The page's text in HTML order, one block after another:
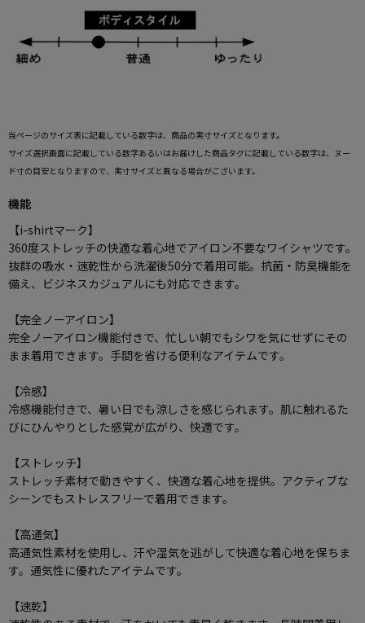
当ページのサイズ表に記載している数字は、商品の実寸サイズとなります。
サイズ選択画面に記載している数字あるいはお届けした商品タグに記載している数字は、ヌー
ド寸の目安となりますので、実寸サイズと異なる場合がございます。
機能
【i-shirtマーク】
360度ストレッチの快適な着心地でアイロン不要なワイシャツです。
抜群の吸水・速乾性から洗濯後50分で着用可能。抗菌・防臭機能を
備え、ビジネスカジュアルにも対応できます。
【完全ノーアイロン】
完全ノーアイロン機能付きで、忙しい朝でもシワを気にせずにその
まま着用できます。手間を省ける便利なアイテムです。
【冷感】
冷感機能付きで、暑い日でも涼しさを感じられます。肌に触れるた
びにひんやりとした感覚が広がり、快適です。
【ストレッチ】
ストレッチ素材で動きやすく、快適な着心地を提供。アクティブな
シーンでもストレスフリーで着用できます。
【高通気】
高通気性素材を使用し、汗や湿気を逃がして快適な着心地を保ちま
す。通気性に優れたアイテムです。
【速乾】